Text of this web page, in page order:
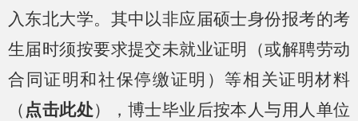
入东北大学。 其中以非应届硕士身份报考的考
生届时须按要求提交未就业证明（或解聘劳动
合同证明和社保停缴证明）等相关证明材料
（ 点击此处），博士毕业后按本人与用人单位